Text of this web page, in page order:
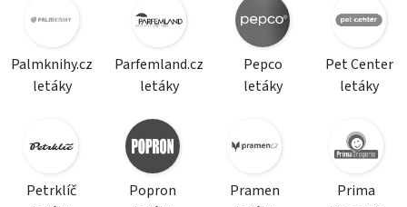
Palmknihy.cz
letáky
Parfemland.cz
letáky
Pepco
letáky
Pet Center
letáky
Petrklíč
Popron
Pramen
Prima